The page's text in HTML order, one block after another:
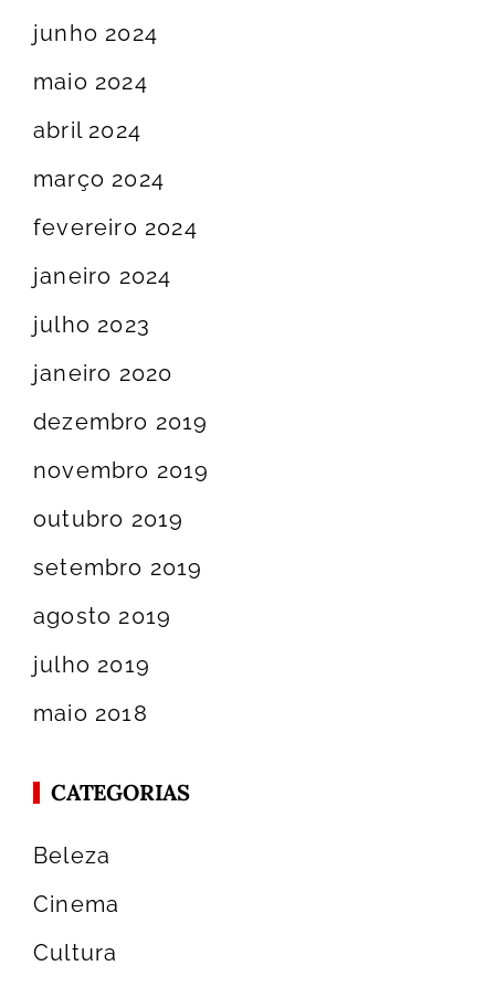
junho 2024
maio 2024
abril 2024
março 2024
fevereiro 2024
janeiro 2024
julho 2023
janeiro 2020
dezembro 2019
novembro 2019
outubro 2019
setembro 2019
agosto 2019
julho 2019
maio 2018
CATEGORIAS
Beleza
Cinema
Cultura